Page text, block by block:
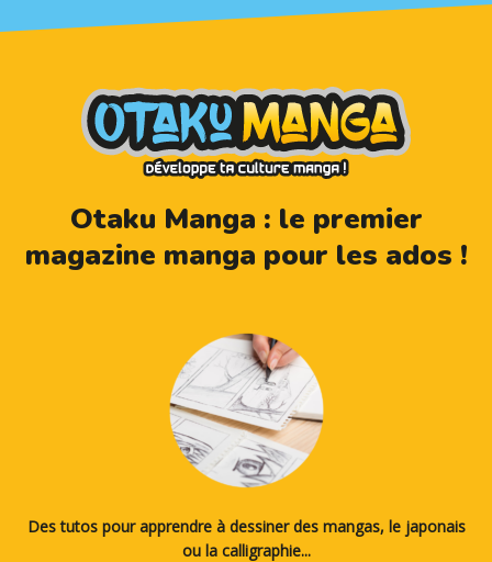
Otaku Manga : le premier
magazine manga pour les ados !
Des tutos pour apprendre à dessiner des mangas, le japonais
ou la calligraphie...